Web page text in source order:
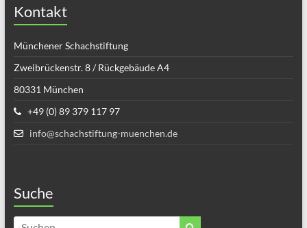
Kontakt
Münchener Schachstiftung
Zweibrückenstr. 8 / Rückgebäude A4
80331 München
+49 (0) 89 379 117 97
info@schachstiftung-muenchen.de
Suche